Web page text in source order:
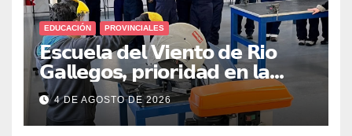
EDUCACIÓN PROVINCIALES
𝗘𝘀𝗰𝘂𝗲𝗹𝗮 𝗱𝗲𝗹 𝗩𝗶𝗲𝗻𝘁𝗼 𝗱𝗲 𝗥𝗶𝗼
𝗚𝗮𝗹𝗹𝗲𝗴𝗼𝘀, 𝗽𝗿𝗶𝗼𝗿𝗶𝗱𝗮𝗱 𝗲𝗻 𝗹𝗮
𝘀𝗲𝗴𝘂𝗿𝗶𝗱𝗮𝗱: 𝗖𝗹𝗮𝘃𝗲 𝗲𝗻 𝗲𝗹 𝗶𝗻𝗶𝗰𝗶𝗼
𝗱𝗲 𝗹𝗼𝘀 𝘁𝗮𝗹𝗹𝗲𝗿𝗲𝘀 𝗶𝗻𝗱𝘂𝘀𝘁𝗿𝗶𝗮𝗹𝗲𝘀
4 DE AGOSTO DE 2026